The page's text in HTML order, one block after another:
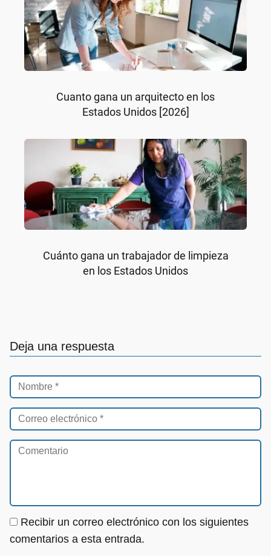
Cuanto gana un arquitecto en los
Estados Unidos [2026]
Cuánto gana un trabajador de limpieza
en los Estados Unidos
Deja una respuesta
Recibir un correo electrónico con los siguientes
comentarios a esta entrada.